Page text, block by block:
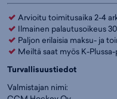
Arvioitu toimitusaika 2-4
Ilmainen palautusoikeus
Paljon erilaisia maksu- ja
Meiltä saat myös K-
Turvallisuustiedot
Valmistajan nimi: